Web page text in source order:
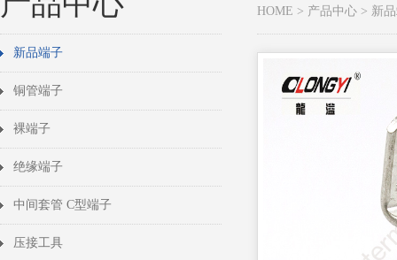
新品端子
铜管端子
裸端子
绝缘端子
中间套管 C型端子
压接工具
HOME > 产品中心 > 新